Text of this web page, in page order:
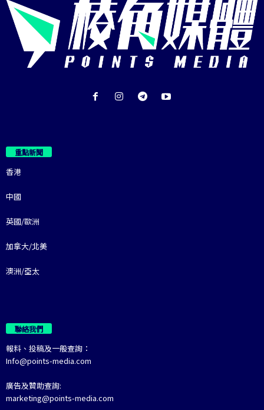
重點新聞
香港
中國
英國/歐洲
加拿大/北美
澳洲/亞太
聯絡我們
報料、投稿及一般查詢：
Info@points-media.com
廣告及贊助查詢:
marketing@points-media.com